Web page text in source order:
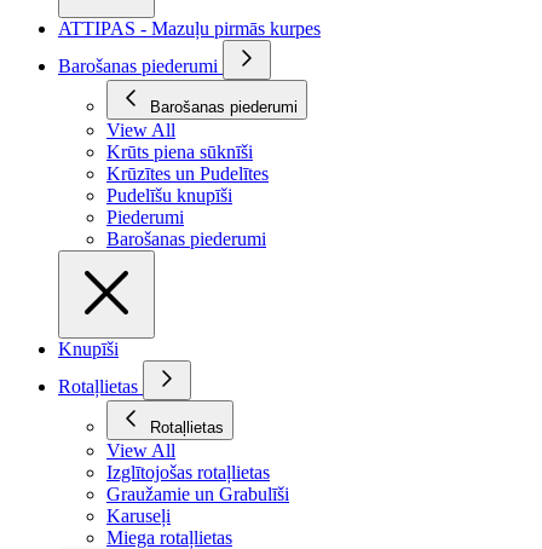
ATTIPAS - Mazuļu pirmās kurpes
Barošanas piederumi
Barošanas piederumi
View All
Krūts piena sūknīši
Krūzītes un Pudelītes
Pudelīšu knupīši
Piederumi
Barošanas piederumi
Knupīši
Rotaļlietas
Rotaļlietas
View All
Izglītojošas rotaļlietas
Graužamie un Grabulīši
Karuseļi
Miega rotaļlietas